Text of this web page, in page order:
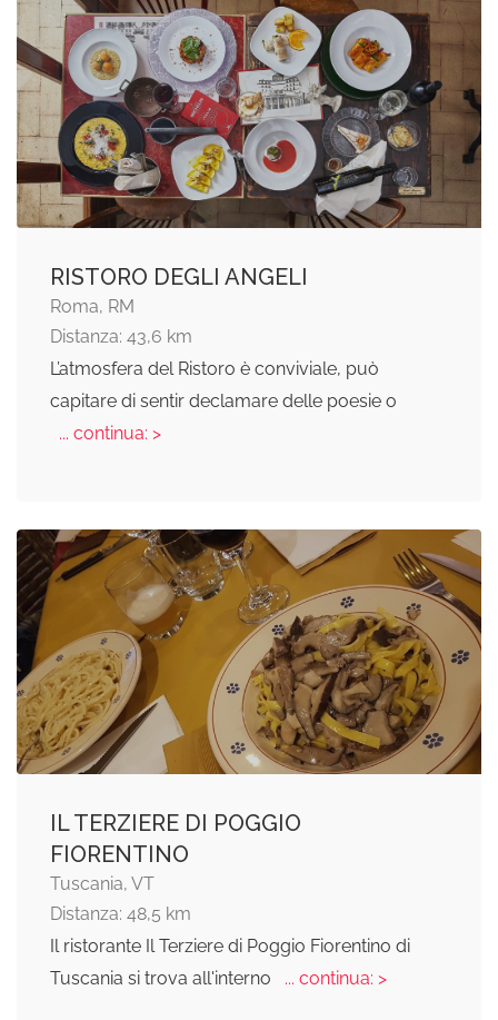
RISTORO DEGLI ANGELI
Roma, RM
Distanza: 43,6 km
L’atmosfera del Ristoro è conviviale, può
capitare di sentir declamare delle poesie o
... continua: >
IL TERZIERE DI POGGIO
FIORENTINO
Tuscania, VT
Distanza: 48,5 km
Il ristorante Il Terziere di Poggio Fiorentino di
Tuscania si trova all'interno
... continua: >